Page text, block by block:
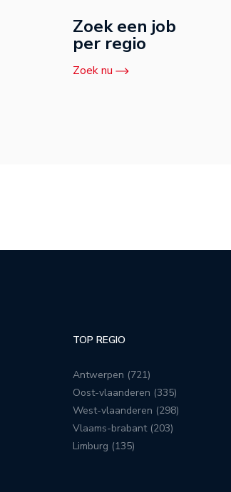
Zoek een job
per regio
Zoek nu
TOP REGIO
Antwerpen (721)
Oost-vlaanderen (335)
West-vlaanderen (298)
Vlaams-brabant (203)
Limburg (135)